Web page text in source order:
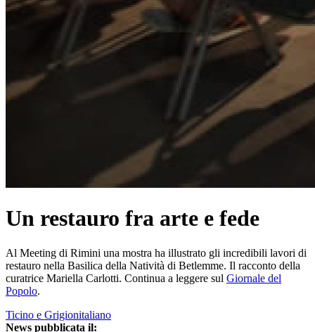
Un restauro fra arte e fede
Al Meeting di Rimini una mostra ha illustrato gli incredibili lavori di
restauro nella Basilica della Natività di Betlemme. Il racconto della
curatrice Mariella Carlotti. Continua a leggere sul Giornale del
Popolo.
Ticino e Grigionitaliano
News pubblicata il: